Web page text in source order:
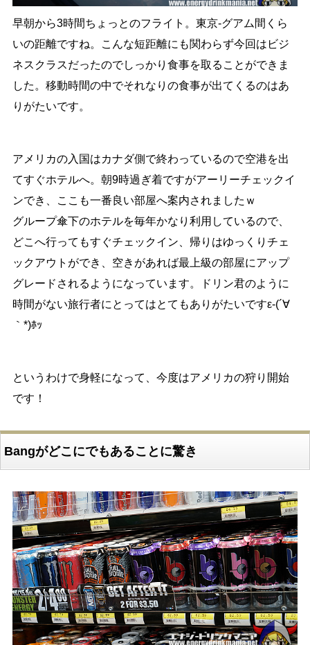
早朝から3時間ちょっとのフライト。東京-グアム間くら
いの距離ですね。こんな短距離にも関わらず今回はビジ
ネスクラスだったのでしっかり食事を取ることができま
した。移動時間の中でそれなりの食事が出てくるのはあ
りがたいです。
アメリカの入国はカナダ側で終わっているので空港を出
てすぐホテルへ。朝9時過ぎ着ですがアーリーチェックイ
ンでき、ここも一番良い部屋へ案内されましたｗ
グループ傘下のホテルを毎年かなり利用しているので、
どこへ行ってもすぐチェックイン、帰りはゆっくりチェ
ックアウトができ、空きがあれば最上級の部屋にアップ
グレードされるようになっています。ドリン君のように
時間がない旅行者にとってはとてもありがたいですε-(´∀
｀*)ﾎｯ
というわけで身軽になって、今度はアメリカの狩り開始
です！
Bangがどこにでもあることに驚き